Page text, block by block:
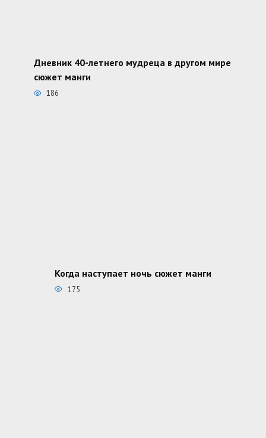
Дневник 40-летнего мудреца в другом мире
сюжет манги
186
Когда наступает ночь сюжет манги
175